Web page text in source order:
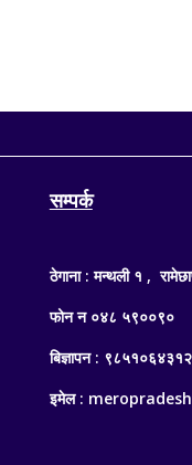
सम्पर्क
ठेगाना : मन्थली १ ,
फोन न ०४८ ५९००९०
बिज्ञापन :
इमेल :